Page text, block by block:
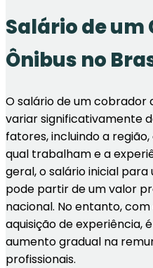
Salário de um
Ônibus no
O salário de um cobrador
variar significativamente
fatores, incluindo a
qual trabalham e a
geral, o salário inicial
pode partir de um valor
nacional. No entanto,
aquisição de experiência,
aumento gradual na
profissionais.